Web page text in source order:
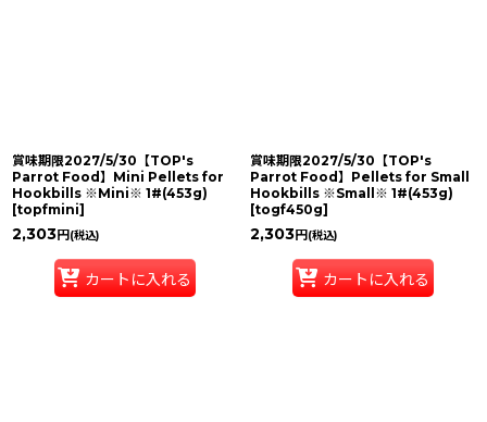
賞味期限2027/5/30【TOP's
Parrot Food】Mini Pellets for
Hookbills ※Mini※ 1#(453g)
[topfmini]
2,303円 (税込)
カートに入れる
賞味期限2027/5/30【TOP's
Parrot Food】Pellets for Small
Hookbills ※Small※ 1#(453g)
[togf450g]
2,303円 (税込)
カートに入れる